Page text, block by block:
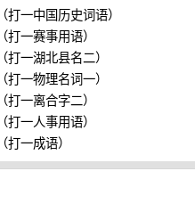
（打一中国历史词语）
（打一赛事用语）
（打一湖北县名二）
（打一物理名词一）
（打一离合字二）
（打一人事用语）
（打一成语）